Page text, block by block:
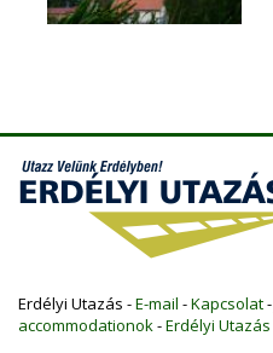
Erdélyi Utazás -E-mail -Kapcsolat-
accommodationok-Erdélyi Utazás